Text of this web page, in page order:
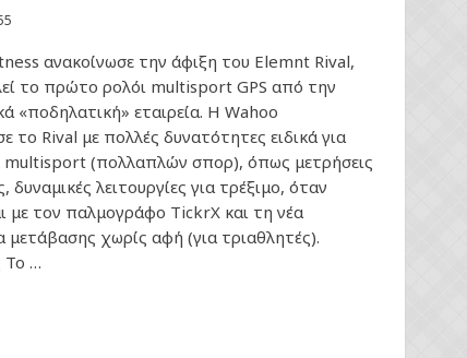
ανακοίνωσε την άφιξη του Elemnt Rival,
το πρώτο ρολόι multisport GPS από την
«ποδηλατική» εταιρεία. Η Wahoo
το Rival με πολλές δυνατότητες ειδικά για
multisport (πολλαπλών σπορ), όπως μετρήσεις
δυναμικές λειτουργίες για τρέξιμο, όταν
με τον παλμογράφο TickrX και τη νέα
μετάβασης χωρίς αφή (για τριαθλητές).
Το …